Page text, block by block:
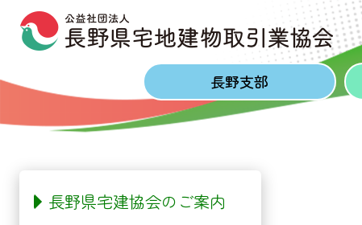
Skip to content
Skip to footer
長野支部
長野県宅建協会のご案内